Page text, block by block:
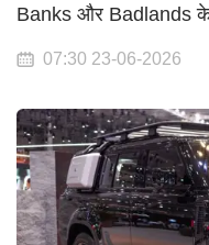
Banks और Badlands
07:30 23-06-2026